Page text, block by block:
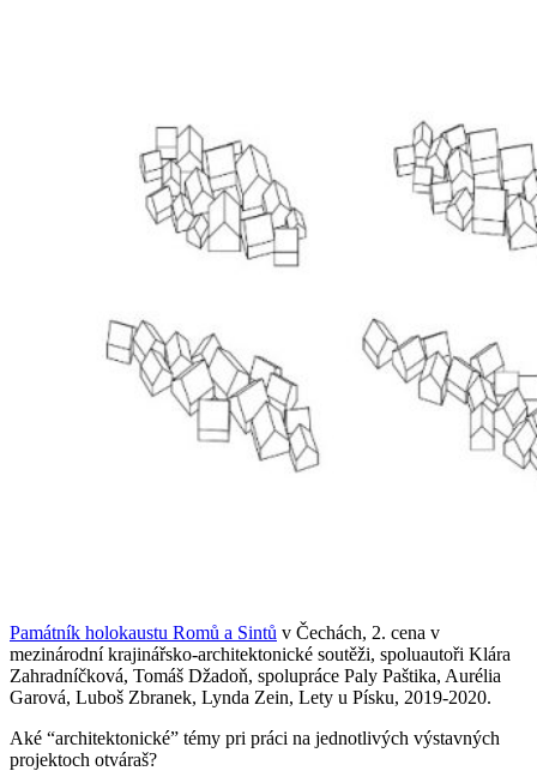
Památník holokaustu Romů a Sintů v Čechách, 2. cena v
mezinárodní krajinářsko-architektonické soutěži, spoluautoři Klára
Zahradníčková, Tomáš Džadoň, spolupráce Paly Paštika, Aurélia
Garová, Luboš Zbranek, Lynda Zein, Lety u Písku, 2019-2020.
Aké “architektonické” témy pri práci na jednotlivých výstavných
projektoch otváraš?